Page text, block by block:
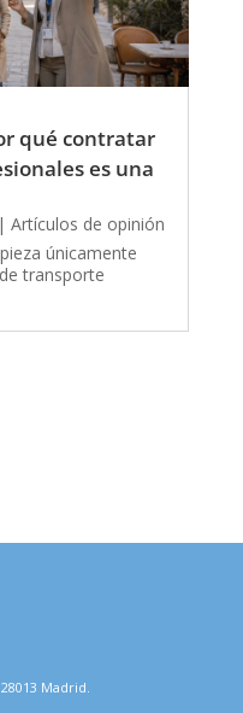
qué contratar
es una
| Artículos de opinión
únicamente
transporte
Madrid.